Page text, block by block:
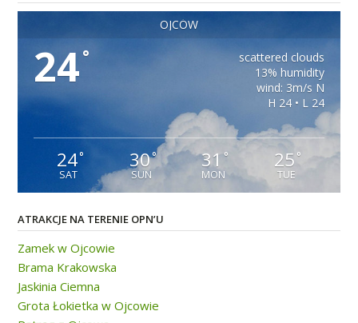
OJCÓW
24°
scattered clouds
13% humidity
wind: 3m/s N
H 24 • L 24
24°
SAT
30°
SUN
31 °
MON
25 °
TUE
ATRAKCJE NA TERENIE OPN’U
Zamek w Ojcowie
Brama Krakowska
Jaskinia Ciemna
Grota Łokietka w Ojcowie